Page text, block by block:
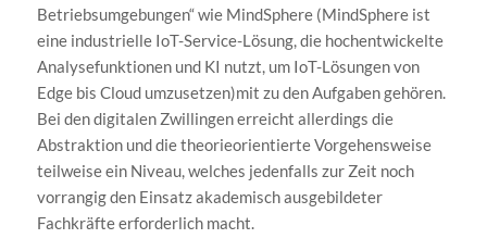
Betriebsumgebungen“ wie MindSphere (MindSphere ist
eine industrielle IoT-Service-Lösung, die hochentwickelte
Analysefunktionen und KI nutzt, um IoT-Lösungen von
Edge bis Cloud umzusetzen)mit zu den Aufgaben gehören.
Bei den digitalen Zwillingen erreicht allerdings die
Abstraktion und die theorieorientierte Vorgehensweise
teilweise ein Niveau, welches jedenfalls zur Zeit noch
vorrangig den Einsatz akademisch ausgebildeter
Fachkräfte erforderlich macht.